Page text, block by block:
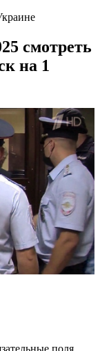
смотреть
на 1
поля